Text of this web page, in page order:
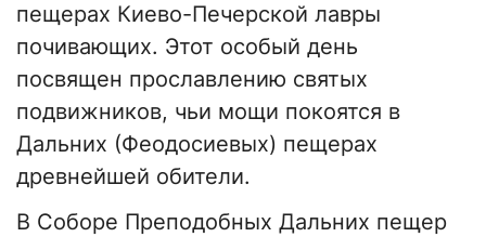
пещерах Киево-Печерской лавры
почивающих. Этот особый день
посвящен прославлению святых
подвижников, чьи мощи покоятся в
Дальних (Феодосиевых) пещерах
древнейшей обители.
В Соборе Преподобных Дальних пещер